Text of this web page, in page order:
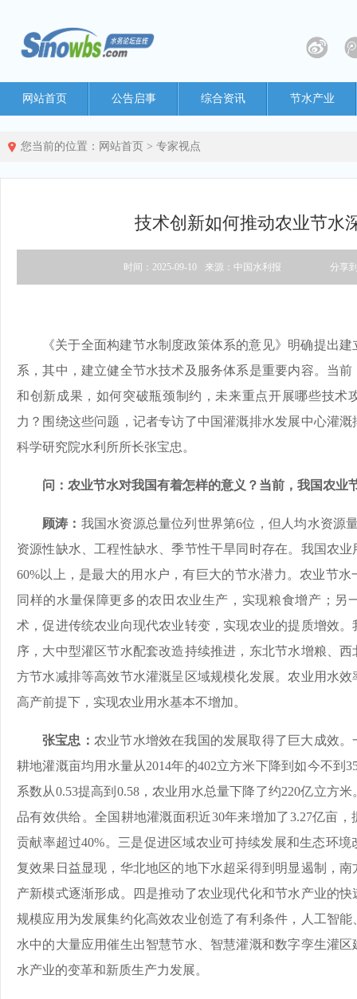
网站首页 公告启事 综合资讯 节水产业
您当前的位置： 网站首页 > 专家视点
技术创新如何推动农业节水
时间：2025-09-10 来源：中国水利报 分享
《关于全面构建节水制度政策体系的意见》明确提出
系，其中，建立健全节水技术及服务体系是重要内容。当
和创新成果，如何突破瓶颈制约，未来重点开展哪些技术
力？围绕这些问题，记者专访了中国灌溉排水发展中心灌
科学研究院水利所所长张宝忠。
问：农业节水对我国有着怎样的意义？当前，我国农业
顾涛： 我国水资源总量位列世界第6位，但人均水资源
资源性缺水、工程性缺水、季节性干旱同时存在。我国农
60%以上，是最大的用水户，有巨大的节水潜力。农业节
同样的水量保障更多的农田农业生产，实现粮食增产；另
术，促进传统农业向现代农业转变，实现农业的提质增效
序，大中型灌区节水配套改造持续推进，东北节水增粮、
方节水减排等高效节水灌溉呈区域规模化发展。农业用水
高产前提下，实现农业用水基本不增加。
张宝忠： 农业节水增效在我国的发展取得了巨大成效
耕地灌溉亩均用水量从2014年的402立方米下降到如今不到
系数从0.53提高到0.58，农业用水总量下降了约220亿立方
品有效供给。全国耕地灌溉面积近30年来增加了3.27亿亩
贡献率超过40%。三是促进区域农业可持续发展和生态环
复效果日益显现，华北地区的地下水超采得到明显遏制，
产新模式逐渐形成。四是推动了农业现代化和节水产业的
规模应用为发展集约化高效农业创造了有利条件，人工智
水中的大量应用催生出智慧节水、智慧灌溉和数字孪生灌
水产业的变革和新质生产力发展。